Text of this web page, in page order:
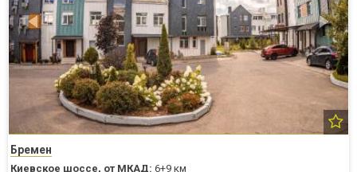
Бремен
Киевское шоссе, от МКАД: 6+9 км